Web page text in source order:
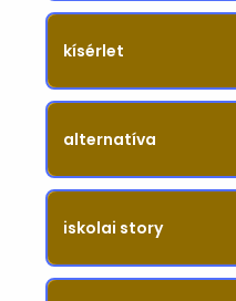
kísérlet
alternatíva
iskolai story